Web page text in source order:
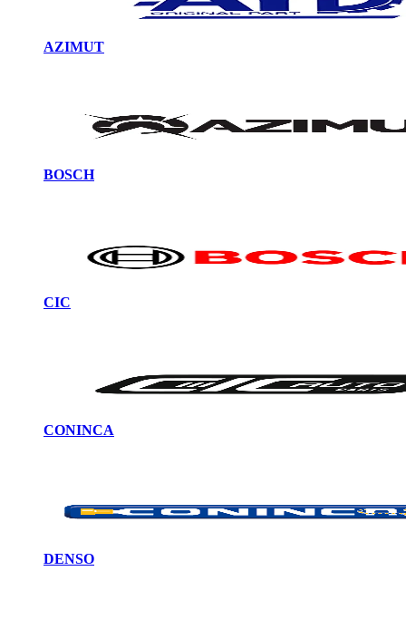
AZIMUT
BOSCH
CIC
CONINCA
DENSO